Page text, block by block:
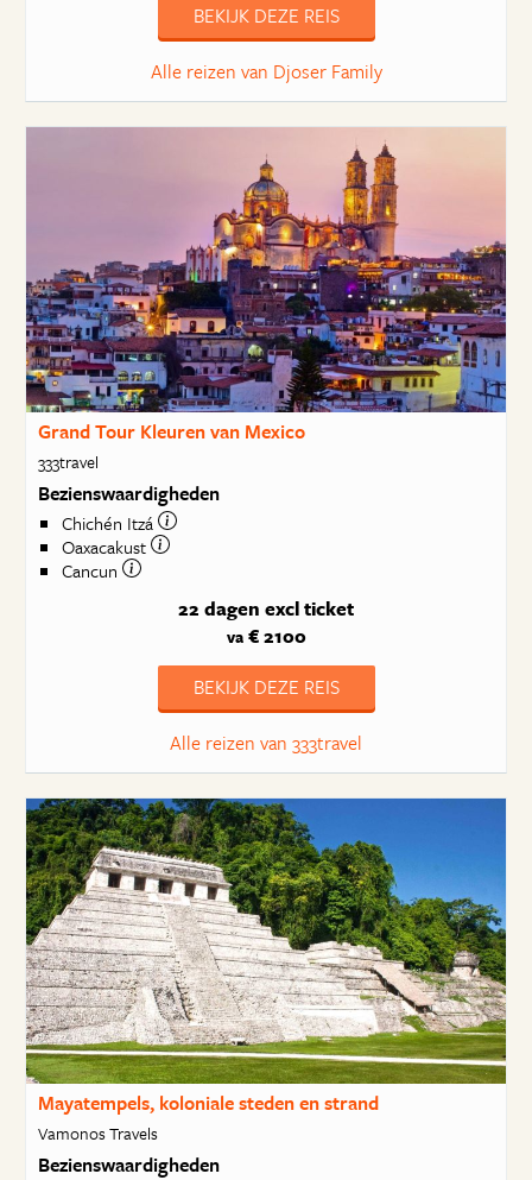
BEKIJK DEZE REIS
Alle reizen van Djoser Family
Grand Tour Kleuren van Mexico
333travel
Bezienswaardigheden
Chichén Itzá
Oaxacakust
Cancun
22 dagen excl ticket
va€ 2100
BEKIJK DEZE REIS
Alle reizen van 333travel
Mayatempels, koloniale steden en strand
Vamonos Travels
Bezienswaardigheden